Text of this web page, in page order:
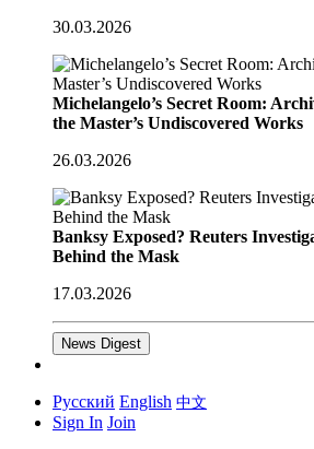
30.03.2026
Michelangelo’s Secret Room:
the Master’s Undiscovered Works
26.03.2026
Banksy Exposed? Reuters
Behind the Mask
17.03.2026
News Digest
Русский English 中文
Sign In Join